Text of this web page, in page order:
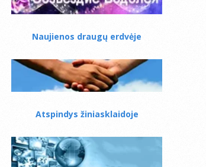
Naujienos draugų erdvėje
Atspindys žiniasklaidoje